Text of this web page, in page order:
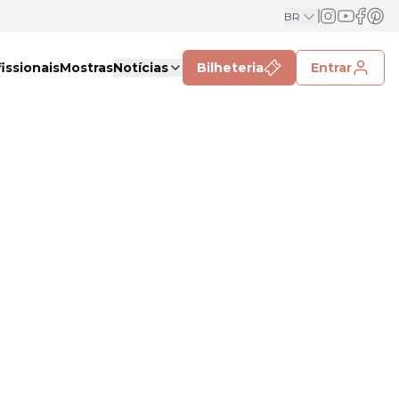
BR
MostrasNotícias Bilheteria Entrar